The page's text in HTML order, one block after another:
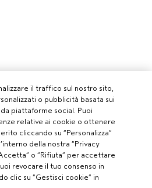
il traffico sul nostro sito,
o pubblicità basata sui
piattaforme social. Puoi
relative ai cookie o ottenere
cliccando su “Personalizza”
della nostra “Privacy
o “Rifiuta” per accettare
revocare il tuo consenso in
clic su “Gestisci cookie” in